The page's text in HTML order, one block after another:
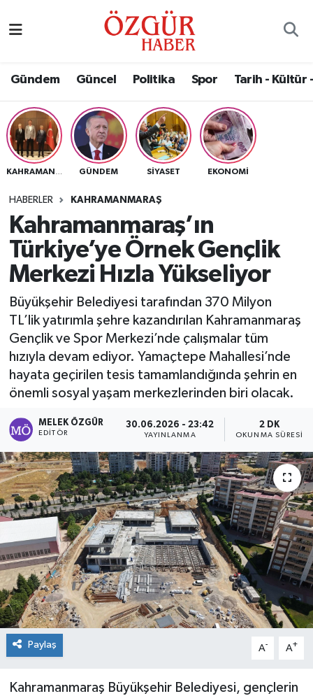
Gündem Güncel Politika Spor Tarih - Kültür
GÜNDEM SIYASET EKONOMI
HABERLER KAHRAMANMARAŞ
Kahramanmaraş’ın
Türkiye’ye Örnek Gençlik
Merkezi Hızla Yükseliyor
Büyükşehir Belediyesi tarafından 370 Milyon
TL’lik yatırımla şehre kazandırılan Kahramanmaraş
Gençlik ve Spor Merkezi’nde çalışmalar tüm
hızıyla devam ediyor. Yamaçtepe Mahallesi’nde
hayata geçirilen tesis tamamlandığında şehrin en
önemli sosyal yaşam merkezlerinden biri olacak.
MELEK ÖZGÜR
EDITÖR
30.06.2026 - 23:42
YAYINLANMA
2 DK
OKUNMA SÜRESI
Paylaş A- A+
Kahramanmaraş Büyükşehir Belediyesi, gençlerin
Eğitim
Ekonomi
Güncel
Gündem
Magazin
Politika
Sağlık
Spor
Nöbetçi Eczaneler
Namaz Vakitleri
Trafik Durumu
Süper Lig Puan Durumu ve Fikstür
Tüm Manşetler
Son Dakika Haberleri
Haber Arşivi